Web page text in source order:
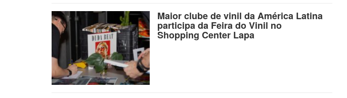
Maior clube de vinil da América Latina
participa da Feira do Vinil no
Shopping Center Lapa